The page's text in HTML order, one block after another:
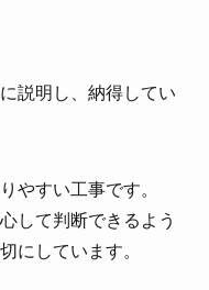
説明し、納得してい
やすい工事です。
して判断できるよう
にしています。